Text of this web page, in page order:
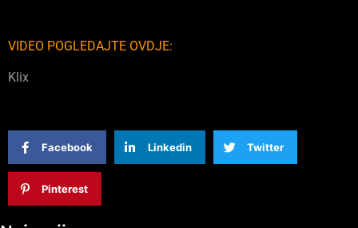
VIDEO POGLEDAJTE OVDJE:
Klix
Facebook Linkedin Twitter
Pinterest